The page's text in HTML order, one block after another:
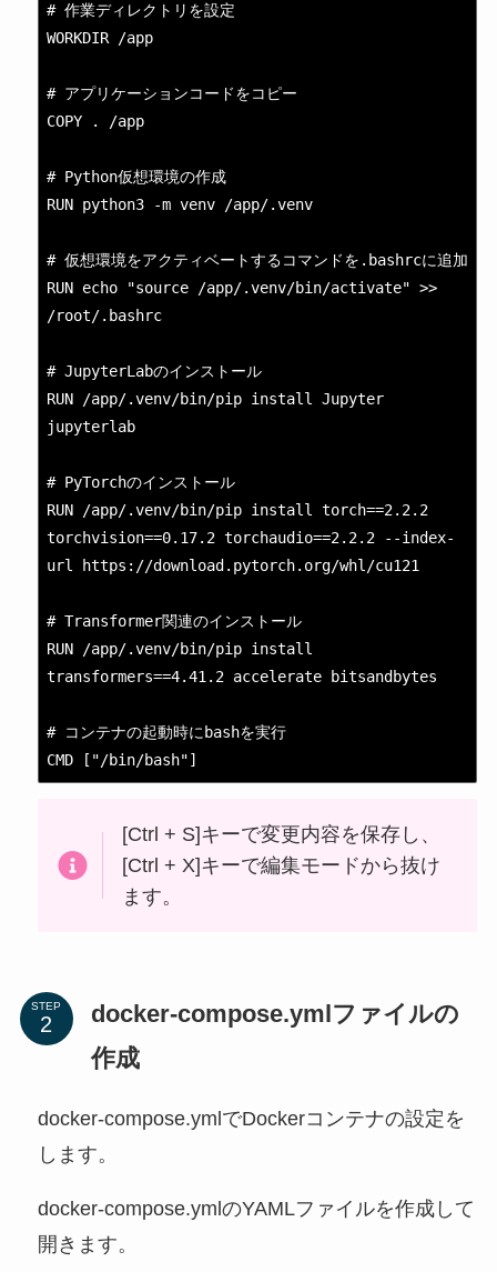
# 作業ディレクトリを設定
WORKDIR /app
# アプリケーションコードをコピー
COPY . /app
# Python仮想環境の作成
RUN python3 -m venv /app/.venv
# 仮想環境をアクティベートするコマンドを.bashrcに追加
RUN echo "source /app/.venv/bin/activate" >>
/root/.bashrc
# JupyterLabのインストール
RUN /app/.venv/bin/pip install Jupyter
jupyterlab
# PyTorchのインストール
RUN /app/.venv/bin/pip install torch==2.2.2
torchvision==0.17.2 torchaudio==2.2.2 --index-
url https://download.pytorch.org/whl/cu121
# Transformer関連のインストール
RUN /app/.venv/bin/pip install
transformers==4.41.2 accelerate bitsandbytes
# コンテナの起動時にbashを実行
CMD ["/bin/bash"]
[Ctrl + S]キーで変更内容を保存し、
[Ctrl + X]キーで編集モードから抜け
ます。
STEP
docker-compose.ymlファイルの
作成
docker-compose.ymlでDockerコンテナの設定を
します。
docker-compose.ymlのYAMLファイルを作成して
開きます。